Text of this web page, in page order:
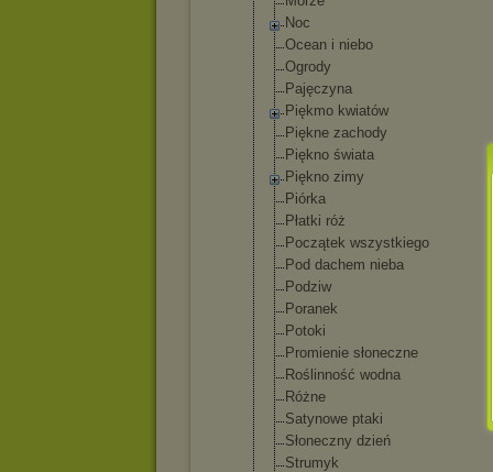
Noc
Ocean i niebo
Ogrody
Pajęczyna
Piękmo kwiatów
Piękne zachody
Piękno świata
Piękno zimy
Piórka
Płatki róż
Początek wszystkiego
Pod dachem nieba
Podziw
Poranek
Potoki
Promienie słoneczne
Roślinność wodna
Różne
Satynowe ptaki
Słoneczny dzień
Strumyk